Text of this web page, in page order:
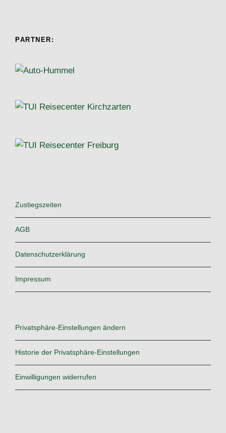
PARTNER:
Zustiegszeiten
AGB
Datenschutzerklärung
Impressum
Privatsphäre-Einstellungen ändern
Historie der Privatsphäre-Einstellungen
Einwilligungen widerrufen